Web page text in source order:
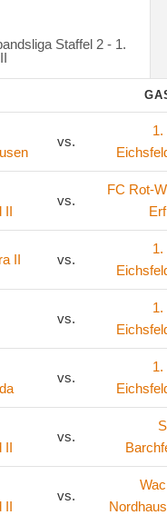
Staffel 2 - 1.
vs.
1.
II
vs.
FC Rot-
II vs.
1.
vs.
1.
vs.
1.
II
vs.
II
vs.